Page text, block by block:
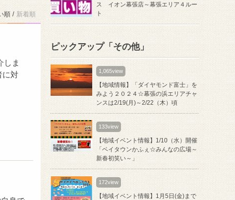
順 / 新着順
しま
に対
ス イオン幕張店～幕張エリア４ルー
ト
ピックアップ「その他」
1,065view
【地域情報】「ダイヤモンド富士」を
みよう２０２４☆幕張の浜エリアチャ
ンスは2/19(月)～2/22（木）頃
133view
【地域イベント情報】1/10（水）開催
「ベイタウンかふぇ☆みんなの広場～
新春初笑い～」
172view
【地域イベント情報】1月5日(金)まで